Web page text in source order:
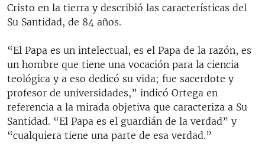
Cristo en la tierra y describió las características del
Su Santidad, de 84 años.
“El Papa es un intelectual, es el Papa de la razón, es
un hombre que tiene una vocación para la ciencia
teológica y a eso dedicó su vida; fue sacerdote y
profesor de universidades,” indicó Ortega en
referencia a la mirada objetiva que caracteriza a Su
Santidad. “El Papa es el guardián de la verdad” y
“cualquiera tiene una parte de esa verdad.”